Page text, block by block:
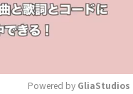
Powered by GliaStudios